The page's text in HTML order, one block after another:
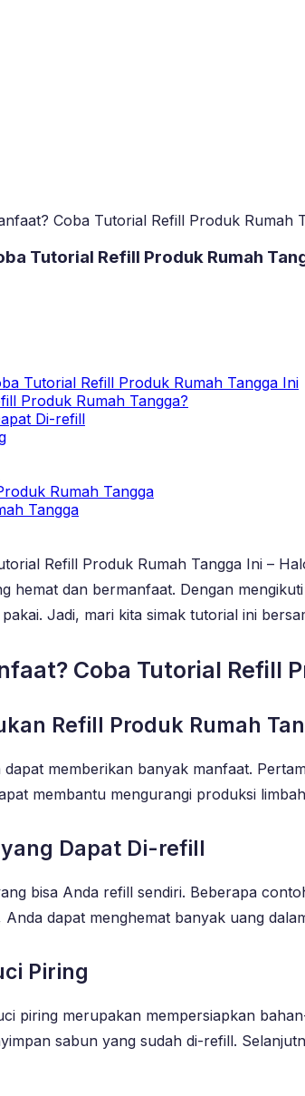
Coba Tutorial Refill Produk Rumah
Tutorial Refill Produk Rumah
Tutorial Refill Produk Rumah Tangga Ini
Produk Rumah Tangga?
Di-refill
Rumah Tangga
Tangga
Refill Produk Rumah Tangga Ini –
dan bermanfaat. Dengan
Jadi, mari kita simak tutorial ini
Coba Tutorial Refill
Refill Produk Rumah
memberikan banyak manfaat.
membantu mengurangi produksi
Dapat Di-refill
bisa Anda refill sendiri. Beberapa
dapat menghemat banyak uang
Piring
piring merupakan mempersiapkan
sabun yang sudah di-refill.